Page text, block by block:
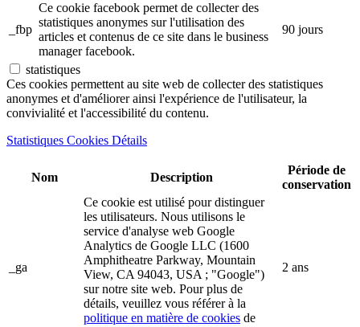
_fbp
Ce cookie facebook permet de collecter des
statistiques anonymes sur l'utilisation des
articles et contenus de ce site dans le business
manager facebook.
90 jours
statistiques
Ces cookies permettent au site web de collecter des statistiques
anonymes et d'améliorer ainsi l'expérience de l'utilisateur, la
convivialité et l'accessibilité du contenu.
Statistiques Cookies Détails
Nom Description
Période de
conservation
_ga
Ce cookie est utilisé pour distinguer
les utilisateurs. Nous utilisons le
service d'analyse web Google
Analytics de Google LLC (1600
Amphitheatre Parkway, Mountain
View, CA 94043, USA ; "Google")
sur notre site web. Pour plus de
détails, veuillez vous référer à la
politique en matière de cookies de
2 ans